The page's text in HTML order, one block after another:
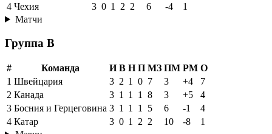
4 Чехия 3 0 1 2 2 6 -4
1
Матчи
Группа B
# Команда И В Н П МЗ ПМ РМ О
1 Швейцария 3 2 1 0 7 3 +4
7
2 Канада 3 1 1 1 8 3 +5
4
3 Босния и Герцеговина 3 1 1 1 5 6 -1
4
4 Катар 3 0 1 2 2 10 -8
1